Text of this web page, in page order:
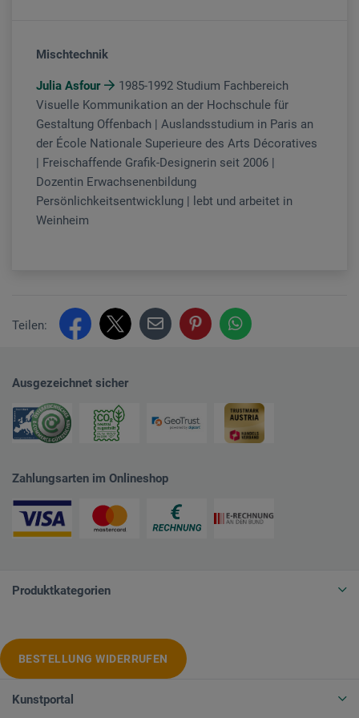
Mischtechnik
Julia Asfour
1985-1992 Studium Fachbereich
Visuelle Kommunikation an der Hochschule für
Gestaltung Offenbach | Auslandsstudium in Paris an
der École Nationale Superieure des Arts Décoratives
| Freischaffende Grafik-Designerin seit 2006 |
Dozentin Erwachsenenbildung
Persönlichkeitsentwicklung | lebt und arbeitet in
Weinheim
Teilen:
Ausgezeichnet sicher
Zahlungsarten im Onlineshop
Produktkategorien
BESTELLUNG WIDERRUFEN
Kunstportal